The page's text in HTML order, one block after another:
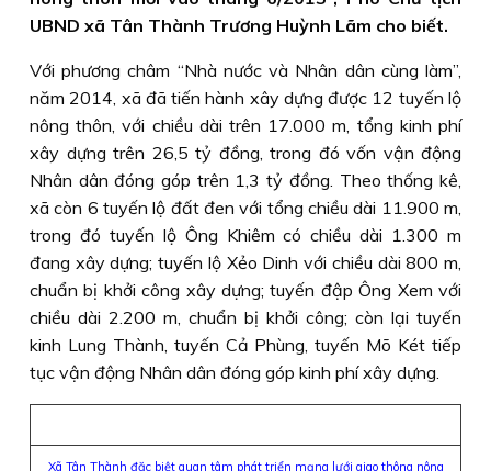
UBND xã Tân Thành Trương Huỳnh Lãm cho biết.
Với phương châm “Nhà nước và Nhân dân cùng làm”,
năm 2014, xã đã tiến hành xây dựng được 12 tuyến lộ
nông thôn, với chiều dài trên 17.000 m, tổng kinh phí
xây dựng trên 26,5 tỷ đồng, trong đó vốn vận động
Nhân dân đóng góp trên 1,3 tỷ đồng. Theo thống kê,
xã còn 6 tuyến lộ đất đen với tổng chiều dài 11.900 m,
trong đó tuyến lộ Ông Khiêm có chiều dài 1.300 m
đang xây dựng; tuyến lộ Xẻo Dinh với chiều dài 800 m,
chuẩn bị khởi công xây dựng; tuyến đập Ông Xem với
chiều dài 2.200 m, chuẩn bị khởi công; còn lại tuyến
kinh Lung Thành, tuyến Cả Phùng, tuyến Mõ Két tiếp
tục vận động Nhân dân đóng góp kinh phí xây dựng.
Xã Tân Thành đặc biệt quan tâm phát triển mạng lưới giao thông nông